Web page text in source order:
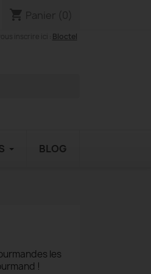
shopping_cart Panier (0)
inscrire ici : Bloctel
BLOG
les
!